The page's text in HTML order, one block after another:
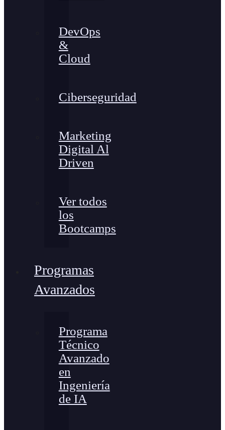
DevOps
&
Cloud
Ciberseguridad
Marketing
Digital Al
Driven
Ver todos
los
Bootcamps
Programas
Avanzados
Programa
Técnico
Avanzado
en
Ingeniería
de IA